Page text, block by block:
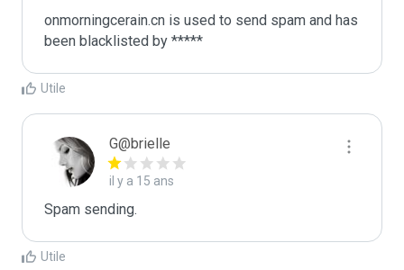
onmorningcerain.cn is used to send spam and has
been blacklisted by *****
Utile
G@brielle
il y a 15 ans
Spam sending.
Utile